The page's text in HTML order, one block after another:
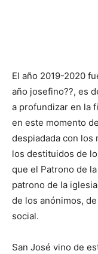
El año 2019-2020
año josefino??, es
a profundizar en la
en este momento
despiadada con los
los destituidos de
que el Patrono de
patrono de la
de los anónimos,
social.
San José vino de